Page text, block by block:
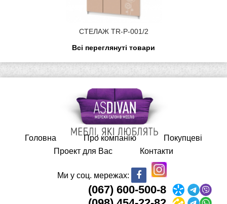
СТЕЛАЖ TR-P-001/2
Всі переглянуті товари
Головна Про компанію
Покупцеві
Проект для Вас
Контакти
Ми у соц. мережах:
(067) 600-500-8